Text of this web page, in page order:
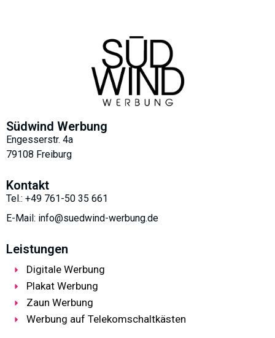
Südwind Werbung
Engesserstr. 4a
79108 Freiburg
Kontakt
Tel.: +49 761-50 35 661
E-Mail: info@suedwind-werbung.de
Leistungen
Digitale Werbung
Plakat Werbung
Zaun Werbung
Werbung auf Telekomschaltkästen